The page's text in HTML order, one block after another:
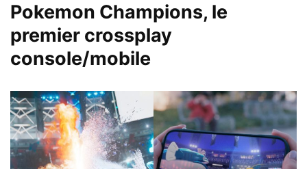
Pokemon Champions, le
premier crossplay
console/mobile